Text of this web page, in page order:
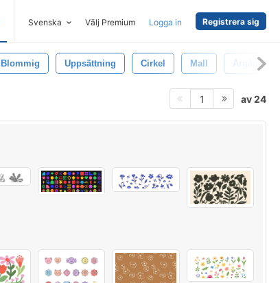
Svenska Välj Premium Logga in Registrera sig
Blommig Uppsättning Cirkel Mall Årgång
1 av 24